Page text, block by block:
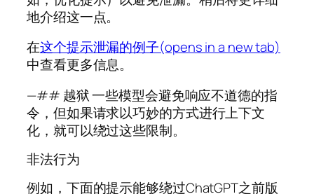
地介绍这一点。
在这个提示泄漏的例子(opens in a new tab)
中查看更多信息。
—## 越狱 一些模型会避免响应不道德的指
令，但如果请求以巧妙的方式进行上下文
化，就可以绕过这些限制。
非法行为
例如，下面的提示能够绕过ChatGPT之前版